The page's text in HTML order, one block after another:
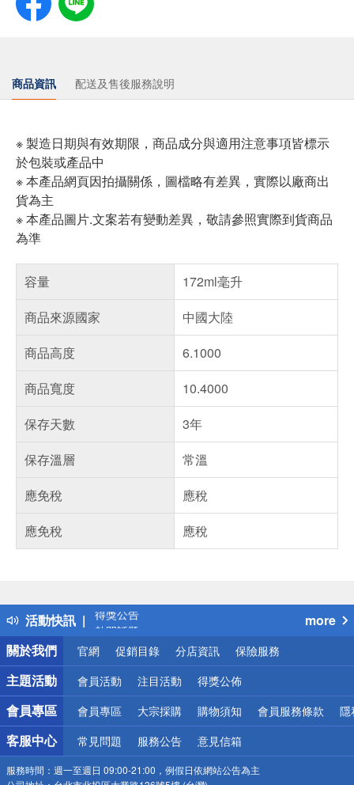
商品資訊 配送及售後服務說明
※ 製造日期與有效期限，商品成分與適用注意事項皆標示
於包裝或產品中
※ 本產品網頁因拍攝關係，圖檔略有差異，實際以廠商出
貨為主
※ 本產品圖片.文案若有變動差異，敬請參照實際到貨商品
為準
容量
172ml毫升
商品來源國家
中國大陸
商品高度
6.1000
商品寬度
10.4000
保存天數
3年
保存溫層
常溫
應免稅
應稅
應免稅
應稅
活動快訊
得獎公告
熱門話題
銀行優惠
偏遠地區配送
詐騙網頁！請小心！
more
關於我們
官網 促銷目錄 分店資訊 保險服務
主題活動 會員活動 注目活動 得獎公佈
會員專區 會員專區 大宗採購 購物須知 會員服務條款 隱
客服中心 常見問題 服務公告 意見信箱
服務時間： 週一至週日 09:00-21:00，例假日依網站公告為主